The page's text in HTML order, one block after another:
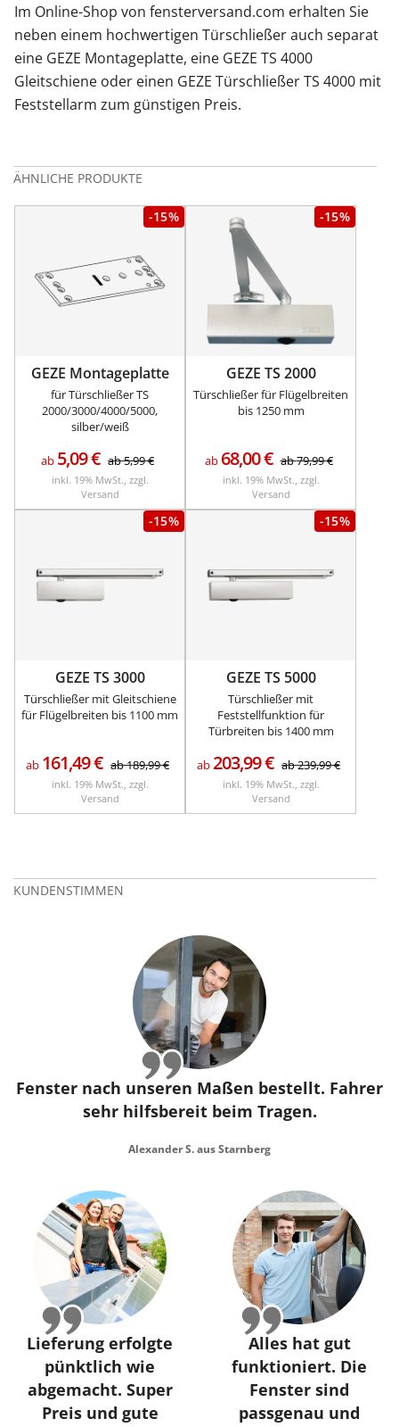
Im Online-Shop von fensterversand.com erhalten Sie
neben einem hochwertigen Türschließer auch separat
eine GEZE Montageplatte, eine GEZE TS 4000
Gleitschiene oder einen GEZE Türschließer TS 4000 mit
Feststellarm zum günstigen Preis.
ÄHNLICHE PRODUKTE
-15%
GEZE Montageplatte
für Türschließer TS
2000/3000/4000/5000,
silber/weiß
ab 5,09€ ab5,99€
inkl. 19% MwSt., zzgl.
Versand
-15%
GEZE TS 2000
Türschließer für Flügelbreiten
bis 1250 mm
ab 68,00€ ab79,99€
inkl. 19% MwSt., zzgl.
Versand
-15%
GEZE TS 3000
Türschließer mit Gleitschiene
für Flügelbreiten bis 1100 mm
ab 161,49€ ab189,99€
inkl. 19% MwSt., zzgl.
Versand
-15%
GEZE TS 5000
Türschließer mit
Feststellfunktion für
Türbreiten bis 1400 mm
ab203,99€ ab239,99€
inkl. 19% MwSt., zzgl.
Versand
KUNDENSTIMMEN
Fenster nach unseren Maßen bestellt. Fahrer
sehr hilfsbereit beim Tragen.
Alexander S. aus Starnberg
Lieferung erfolgte
pünktlich wie
abgemacht. Super
Preis und gute
Alles hat gut
funktioniert. Die
Fenster sind
passgenau und